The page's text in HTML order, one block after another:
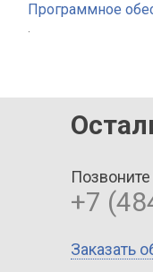
Программное
.
+7
Заказать